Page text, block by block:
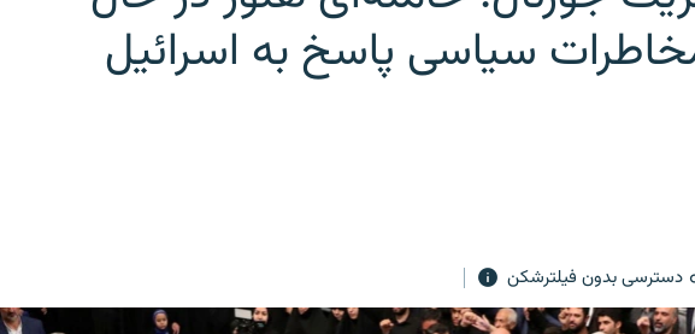
سیاسی پاسخ به اسرائیل
دسترسی بدون فیلترشکن